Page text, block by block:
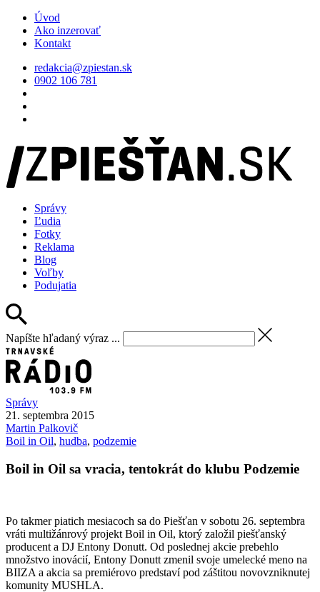
Úvod
Ako inzerovať
Kontakt
redakcia@zpiestan.sk
0902 106 781
Správy
Ľudia
Fotky
Reklama
Blog
Voľby
Podujatia
Napíšte hľadaný výraz ...
Správy
21. septembra 2015
Martin Palkovič
Boil in Oil, hudba, podzemie
Boil in Oil sa vracia, tentokrát do klubu Podzemie
Po takmer piatich mesiacoch sa do Piešťan v sobotu 26. septembra
vráti multižánrový projekt Boil in Oil, ktorý založil piešťanský
producent a DJ Entony Donutt. Od poslednej akcie prebehlo
množstvo inovácií, Entony Donutt zmenil svoje umelecké meno na
BIIZA a akcia sa premiérovo predstaví pod záštitou novovzniknutej
komunity MUSHLA.